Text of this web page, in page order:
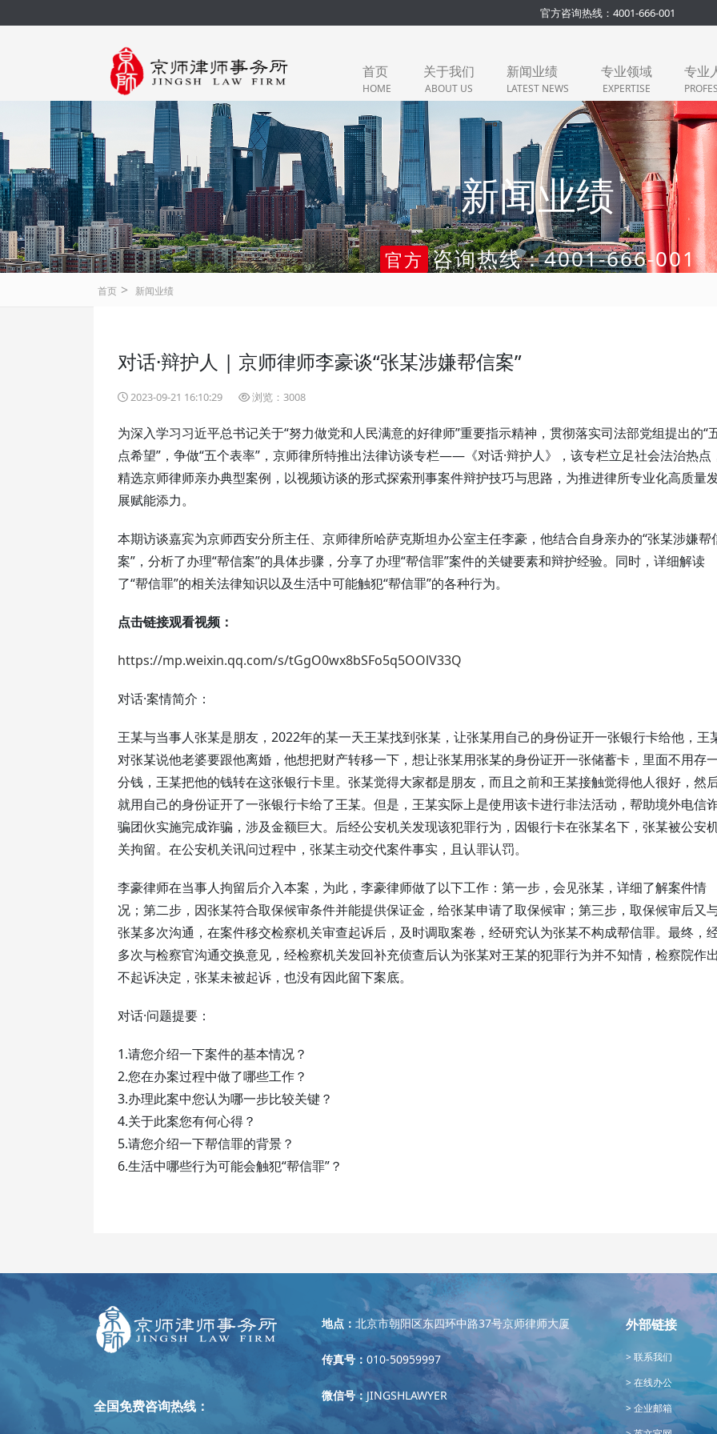
官方咨询热线：4001-666-001
首页
HOME
关于我们
ABOUT US
新闻业绩
LATEST NEWS
专业领域
EXPERTISE
专业
新闻业绩
官方 咨询热线：4001-666-001
首页 > 新闻业绩
对话·辩护人 | 京师律师李豪谈“张某涉嫌帮信案”
2023-09-21 16:10:29 浏览：3008
为深入学习习近平总书记关于“努力做党和人民满意的好律师”重要指示精神，贯彻落实司法部党组提出的“
点希望”，争做“五个表率”，京师律所特推出法律访谈专栏——《对话·辩护人》，该专栏立足社会法治热点
精选京师律师亲办典型案例，以视频访谈的形式探索刑事案件辩护技巧与思路，为推进律所专业化高质量
展赋能添力。
本期访谈嘉宾为京师西安分所主任、京师律所哈萨克斯坦办公室主任李豪，他结合自身亲办的“张某涉嫌帮
案”，分析了办理“帮信案”的具体步骤，分享了办理“帮信罪”案件的关键要素和辩护经验。同时，详细解读
了“帮信罪”的相关法律知识以及生活中可能触犯“帮信罪”的各种行为。
点击链接观看视频：
https://mp.weixin.qq.com/s/tGgO0wx8bSFo5q5OOlV33Q
对话·案情简介：
王某与当事人张某是朋友，2022年的某一天王某找到张某，让张某用自己的身份证开一张银行卡给他，王
对张某说他老婆要跟他离婚，他想把财产转移一下，想让张某用张某的身份证开一张储蓄卡，里面不用存
分钱，王某把他的钱转在这张银行卡里。张某觉得大家都是朋友，而且之前和王某接触觉得他人很好，然
就用自己的身份证开了一张银行卡给了王某。但是，王某实际上是使用该卡进行非法活动，帮助境外电信
骗团伙实施完成诈骗，涉及金额巨大。后经公安机关发现该犯罪行为，因银行卡在张某名下，张某被公安
关拘留。在公安机关讯问过程中，张某主动交代案件事实，且认罪认罚。
李豪律师在当事人拘留后介入本案，为此，李豪律师做了以下工作：第一步，会见张某，详细了解案件情
况；第二步，因张某符合取保候审条件并能提供保证金，给张某申请了取保候审；第三步，取保候审后又
张某多次沟通，在案件移交检察机关审查起诉后，及时调取案卷，经研究认为张某不构成帮信罪。最终，
多次与检察官沟通交换意见，经检察机关发回补充侦查后认为张某对王某的犯罪行为并不知情，检察院作出
不起诉决定，张某未被起诉，也没有因此留下案底。
对话·问题提要：
1.请您介绍一下案件的基本情况？
2.您在办案过程中做了哪些工作？
3.办理此案中您认为哪一步比较关键？
4.关于此案您有何心得？
5.请您介绍一下帮信罪的背景？
6.生活中哪些行为可能会触犯“帮信罪”？
全国免费咨询热线：
地点： 北京市朝阳区东四环中路37号京师律师大厦
传真号： 010-50959997
微信号：JINGSHLAWYER
外部链接
联系我们
在线办公
企业邮箱